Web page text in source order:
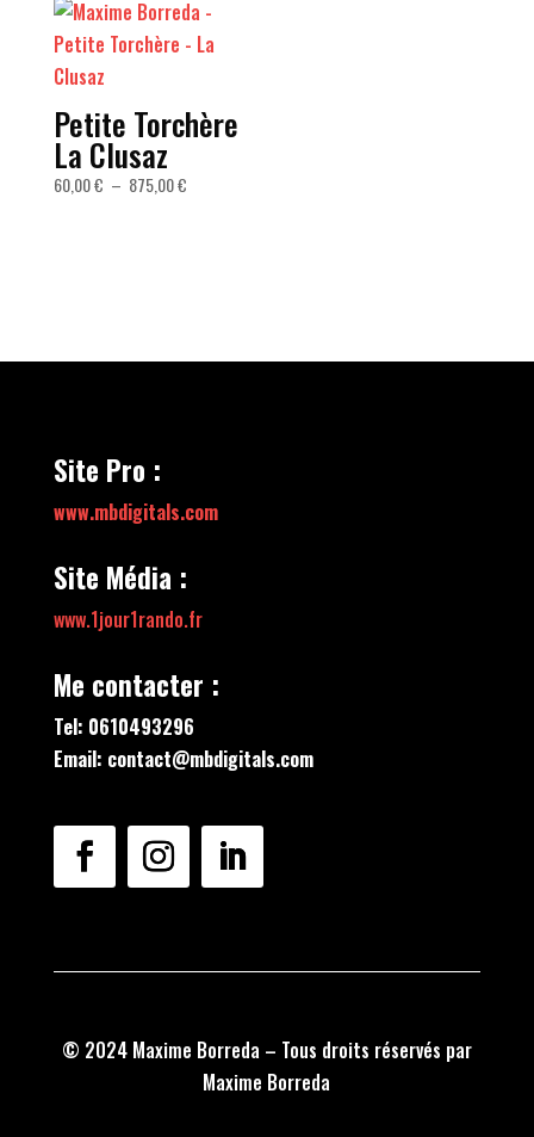
60,00 €
à
Petite Torchère
La Clusaz
60,00€ – 875,00€Plage
Site Pro :
www.mbdigitals.com
Site Média :
www.1jour1rando.fr
Me contacter :
Tel: 0610493296
Email: contact@mbdigitals.com
© 2024 Maxime Borreda – Tous droits réservés par
Maxime Borreda